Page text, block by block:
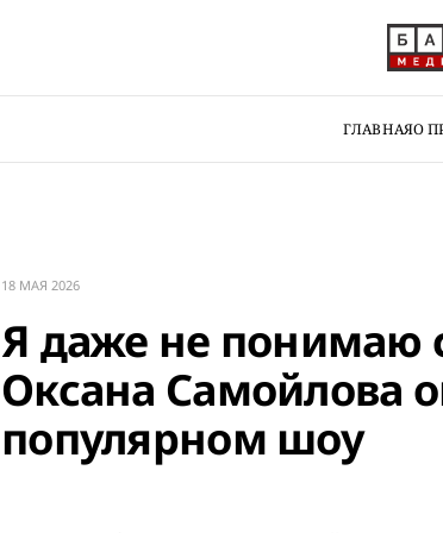
ГЛАВНАЯО
18 МАЯ 2026
Я даже не понимаю
Оксана Самойлова
популярном шоу